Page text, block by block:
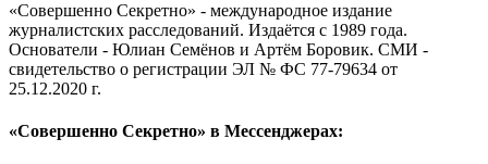
«Совершенно Секретно» - международное издание
журналистских расследований. Издаётся с 1989 года.
Основатели - Юлиан Семёнов и Артём Боровик. CМИ -
свидетельство о регистрации ЭЛ № ФС 77-79634 от
25.12.2020 г.
«Совершенно Секретно» в Мессенджерах: